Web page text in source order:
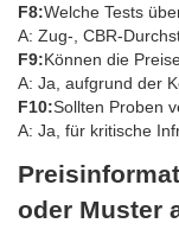
F8:Welche Tests
A: Zug-, CBR-
F9:Können die
A: Ja, aufgrund der
F10:Sollten Proben
A: Ja, für kritische
oder Muster